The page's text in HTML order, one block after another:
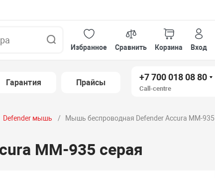
Избранное
Сравнить Корзина Вход
Гарантия Прайсы
+7 700 018 08 80
Call-centre
Defender мышь
Мышь беспроводная Defender Accura MM-935
MM-935 серая